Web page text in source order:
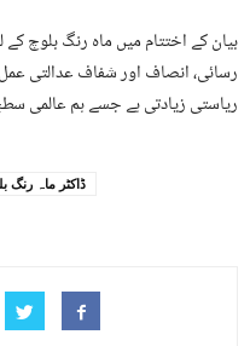
بیان کے اختتام میں ماہ رنگ بلوچ کے
رسائی، انصاف اور شفاف عدالتی
ریاستی زیادتی ہے جسے ہم عالمی
ڈاکٹر ماہ رنگ